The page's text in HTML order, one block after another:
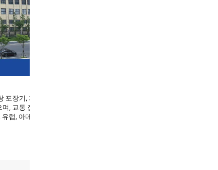
장기, 자동 공급 및
, 교통 접근성이 편
럽, 아메리카 등 전